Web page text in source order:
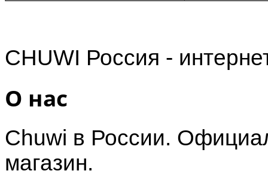
CHUWI Россия -
О нас
Chuwi в России.
магазин.